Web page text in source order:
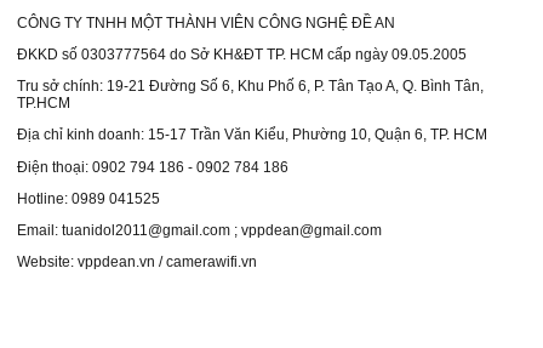
CÔNG TY TNHH MỘT THÀNH VIÊN CÔNG NGHỆ ĐỀ AN
ĐKKD số 0303777564 do Sở KH&ĐT TP. HCM cấp ngày 09.05.2005
Tru sở chính: 19-21 Đường Số 6, Khu Phố 6, P. Tân Tạo A, Q. Bình Tân,
TP.HCM
Địa chỉ kinh doanh: 15-17 Trần Văn Kiểu, Phường 10, Quận 6, TP. HCM
Điện thoại: 0902 794 186 - 0902 784 186
Hotline: 0989 041525
Email: tuanidol2011@gmail.com ; vppdean@gmail.com
Website: vppdean.vn / camerawifi.vn